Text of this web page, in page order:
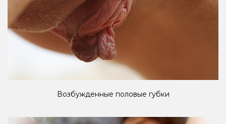
Возбужденные половые губки